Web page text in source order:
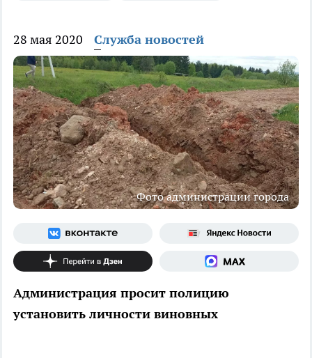
28 мая 2020 Служба новостей
Фото администрации города
Администрация просит полицию
установить личности виновных